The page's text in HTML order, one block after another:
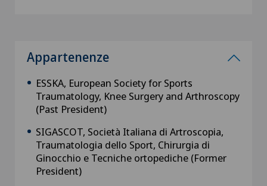
Appartenenze
ESSKA, European Society for Sports
Traumatology, Knee Surgery and Arthroscopy
(Past President)
SIGASCOT, Società Italiana di Artroscopia,
Traumatologia dello Sport, Chirurgia di
Ginocchio e Tecniche ortopediche (Former
President)